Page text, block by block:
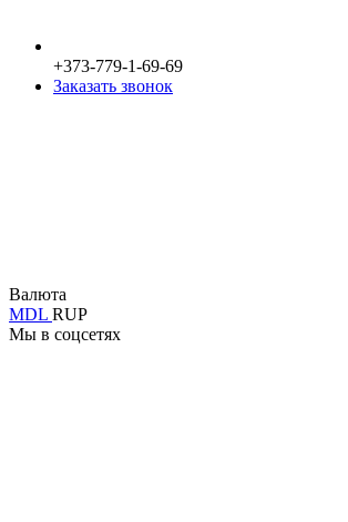
+373-779-1-69-69
Заказать звонок
Валюта
MDL RUP
Мы в соцсетях